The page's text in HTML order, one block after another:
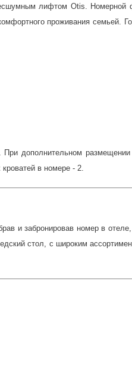
лифтом Otis. Номерной
проживания семьей.
дополнительном
в номере - 2.
и забронировав номер в
стол, с широким